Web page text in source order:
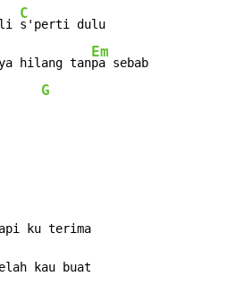
C
s'perti dulu
hilang tan
Em
G